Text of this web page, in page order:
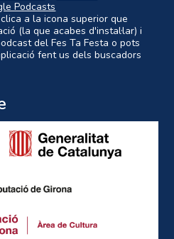
Podcasts
a la icona superior que
(la que acabes d'instal·lar) i
del Fes Ta Festa o pots
fent us dels buscadors